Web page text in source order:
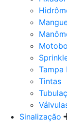
Tampa
Tintas
Sinalização